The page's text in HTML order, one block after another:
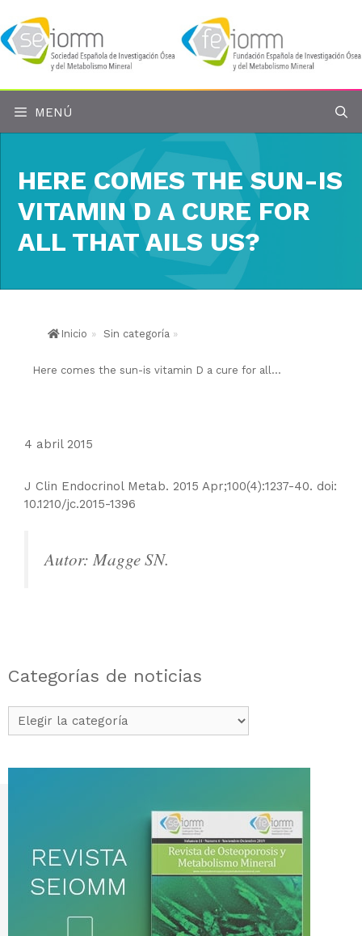
al
contenido
MENÚ
HERE COMES THE SUN-IS
VITAMIN D A CURE FOR
ALL THAT AILS US?
Inicio » Sin categoría »
Here comes the sun-is vitamin D a cure for all...
4 abril 2015
J Clin Endocrinol Metab. 2015 Apr;100(4):1237-40. doi:
10.1210/jc.2015-1396
Autor: Magge SN.
Categorías de noticias
Categorías
de